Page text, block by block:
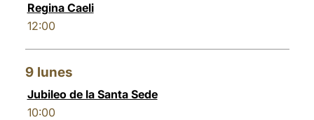
Regina Caeli
12:00
9 lunes
Jubileo de la Santa Sede
10:00